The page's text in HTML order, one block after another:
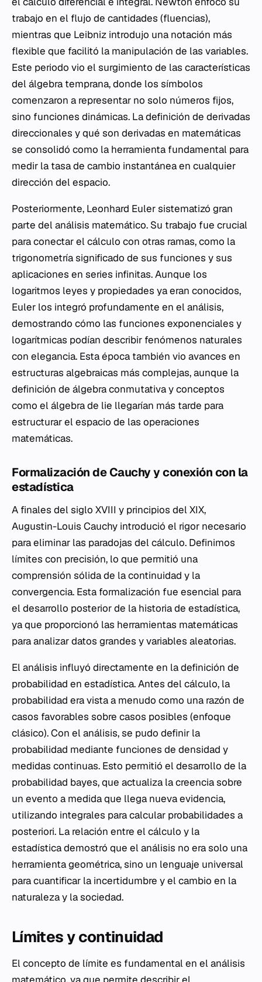
trabajo en el flujo de cantidades (fluencias),
mientras que Leibniz introdujo una notación más
flexible que facilitó la manipulación de las variables.
Este periodo vio el surgimiento de las características
del álgebra temprana, donde los símbolos
comenzaron a representar no solo números fijos,
sino funciones dinámicas. La definición de derivadas
direccionales y qué son derivadas en matemáticas
se consolidó como la herramienta fundamental para
medir la tasa de cambio instantánea en cualquier
dirección del espacio.
Posteriormente, Leonhard Euler sistematizó gran
parte del análisis matemático. Su trabajo fue crucial
para conectar el cálculo con otras ramas, como la
trigonometría significado de sus funciones y sus
aplicaciones en series infinitas. Aunque los
logaritmos leyes y propiedades ya eran conocidos,
Euler los integró profundamente en el análisis,
demostrando cómo las funciones exponenciales y
logarítmicas podían describir fenómenos naturales
con elegancia. Esta época también vio avances en
estructuras algebraicas más complejas, aunque la
definición de álgebra conmutativa y conceptos
como el álgebra de lie llegarían más tarde para
estructurar el espacio de las operaciones
matemáticas.
Formalización de Cauchy y conexión con la
estadística
A finales del siglo XVIII y principios del XIX,
Augustin-Louis Cauchy introdució el rigor necesario
para eliminar las paradojas del cálculo. Definimos
límites con precisión, lo que permitió una
comprensión sólida de la continuidad y la
convergencia. Esta formalización fue esencial para
el desarrollo posterior de la historia de estadística,
ya que proporcionó las herramientas matemáticas
para analizar datos grandes y variables aleatorias.
El análisis influyó directamente en la definición de
probabilidad en estadística. Antes del cálculo, la
probabilidad era vista a menudo como una razón de
casos favorables sobre casos posibles (enfoque
clásico). Con el análisis, se pudo definir la
probabilidad mediante funciones de densidad y
medidas continuas. Esto permitió el desarrollo de la
probabilidad bayes, que actualiza la creencia sobre
un evento a medida que llega nueva evidencia,
utilizando integrales para calcular probabilidades a
posteriori. La relación entre el cálculo y la
estadística demostró que el análisis no era solo una
herramienta geométrica, sino un lenguaje universal
para cuantificar la incertidumbre y el cambio en la
naturaleza y la sociedad.
Límites y continuidad
El concepto de límite es fundamental en el análisis